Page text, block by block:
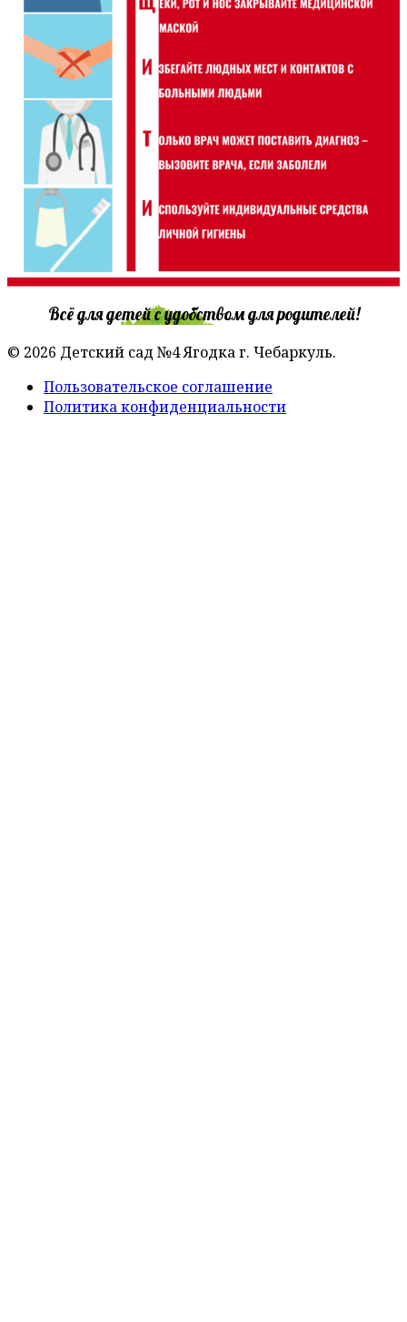
Всё для детей с удобством для родителей!
© 2026 Детский сад №4 Ягодка г. Чебаркуль.
Пользовательское соглашение
Политика конфиденциальности